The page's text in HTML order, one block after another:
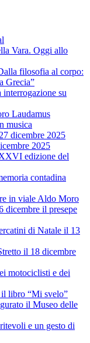
Vara. Oggi allo
filosofia al corpo:
Grecia”
su
Laudamus
musica
dicembre 2025
2025
edizione del
contadina
in viale Aldo Moro
il presepe
di Natale il 13
il 18 dicembre
motociclisti e dei
libro “Mi svelo”
il Museo delle
e un gesto di